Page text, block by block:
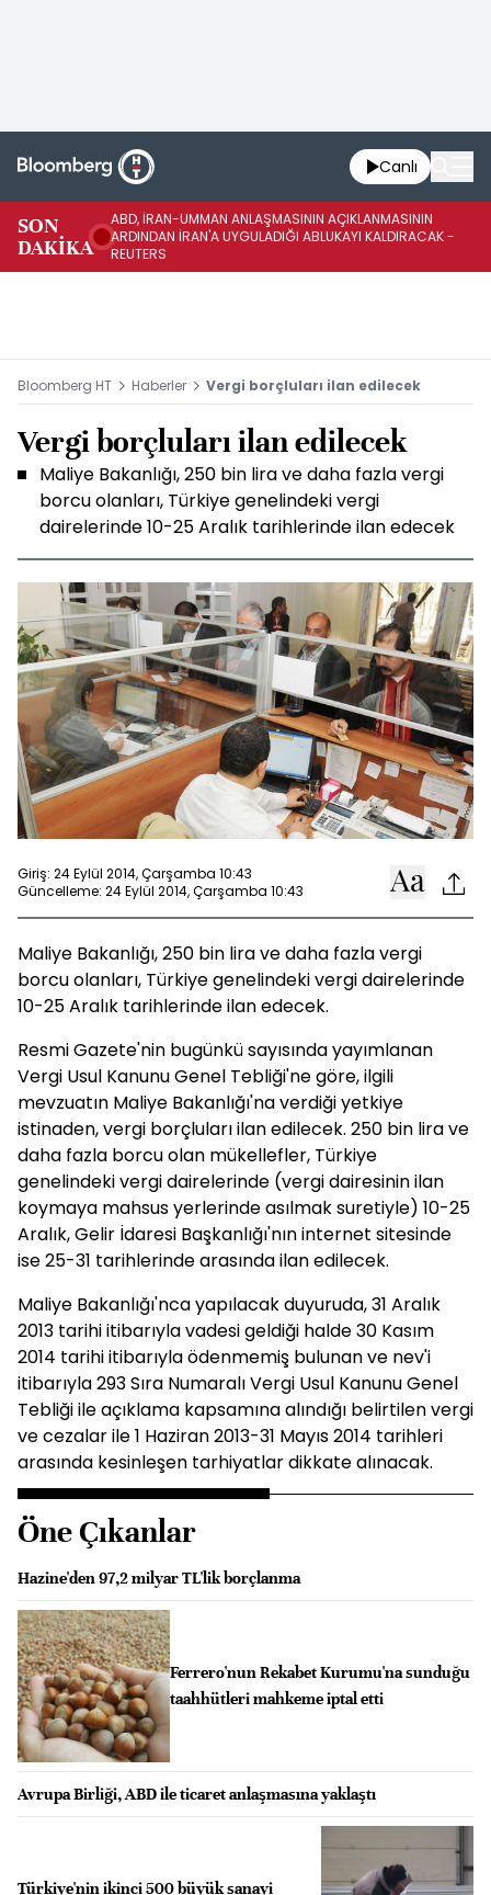
Canlı
SON
DAKİKA
ABD, İRAN-UMMAN ANLAŞMASININ AÇIKLANMASININ
ARDINDAN İRAN'A UYGULADIĞI ABLUKAYI KALDIRACAK -
REUTERS
Bloomberg HT Haberler Vergi borçluları ilan edilecek
Vergi borçluları ilan edilecek
Maliye Bakanlığı, 250 bin lira ve daha fazla vergi
borcu olanları, Türkiye genelindeki vergi
dairelerinde 10-25 Aralık tarihlerinde ilan edecek
Giriş: 24 Eylül 2014, Çarşamba 10:43
Güncelleme: 24 Eylül 2014, Çarşamba 10:43
Maliye Bakanlığı, 250 bin lira ve daha fazla vergi
borcu olanları, Türkiye genelindeki vergi dairelerinde
10-25 Aralık tarihlerinde ilan edecek.
Resmi Gazete'nin bugünkü sayısında yayımlanan
Vergi Usul Kanunu Genel Tebliği'ne göre, ilgili
mevzuatın Maliye Bakanlığı'na verdiği yetkiye
istinaden, vergi borçluları ilan edilecek. 250 bin lira ve
daha fazla borcu olan mükellefler, Türkiye
genelindeki vergi dairelerinde (vergi dairesinin ilan
koymaya mahsus yerlerinde asılmak suretiyle) 10-25
Aralık, Gelir İdaresi Başkanlığı'nın internet sitesinde
ise 25-31 tarihlerinde arasında ilan edilecek.
Maliye Bakanlığı'nca yapılacak duyuruda, 31 Aralık
2013 tarihi itibarıyla vadesi geldiği halde 30 Kasım
2014 tarihi itibarıyla ödenmemiş bulunan ve nev'i
itibarıyla 293 Sıra Numaralı Vergi Usul Kanunu Genel
Tebliği ile açıklama kapsamına alındığı belirtilen vergi
ve cezalar ile 1 Haziran 2013-31 Mayıs 2014 tarihleri
arasında kesinleşen tarhiyatlar dikkate alınacak.
Öne Çıkanlar
Hazine'den 97,2 milyar TL'lik borçlanma
Ferrero'nun Rekabet Kurumu'na sunduğu
taahhütleri mahkeme iptal etti
Avrupa Birliği, ABD ile ticaret anlaşmasına yaklaştı
Türkiye'nin ikinci 500 büyük sanayi